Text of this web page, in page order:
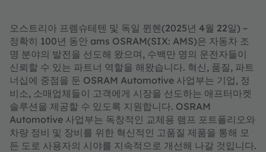
오스트리아 프렘슈테텐 및 독일 뮌헨(2025년 4월 22일) –
정확히 100년 동안 ams OSRAM(SIX: AMS)은 자동차 조
명 분야의 발전을 선도해 왔으며, 수백만 명의 운전자들이
신뢰할 수 있는 파트너 역할을 해왔습니다. 혁신, 품질, 파트
너십에 중점을 둔 OSRAM Automotive 사업부는 기업, 정
비소, 소매업체들이 고객에게 시장을 선도하는 애프터마켓
솔루션을 제공할 수 있도록 지원합니다. OSRAM
Automotive 사업부는 독창적인 교체용 램프 포트폴리오와
차량 정비 및 장비를 위한 혁신적인 고품질 제품을 통해 모
든 도로 사용자의 시야를 지속적으로 개선해 나갈 것입니다.